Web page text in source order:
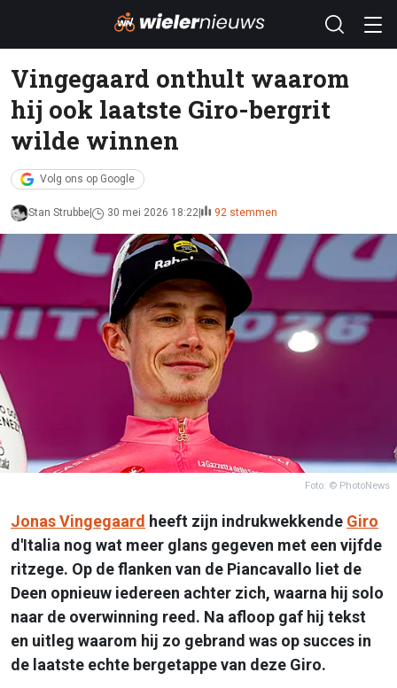
Vingegaard onthult waarom
hij ook laatste Giro-bergrit
wilde winnen
Volg ons op Google
Stan Strubbe 30 mei 2026 18:22 92 stemmen
Foto: © PhotoNews
Jonas Vingegaard heeft zijn indrukwekkende Giro
d'Italia nog wat meer glans gegeven met een vijfde
ritzege. Op de flanken van de Piancavallo liet de
Deen opnieuw iedereen achter zich, waarna hij solo
naar de overwinning reed. Na afloop gaf hij tekst
en uitleg waarom hij zo gebrand was op succes in
de laatste echte bergetappe van deze Giro.